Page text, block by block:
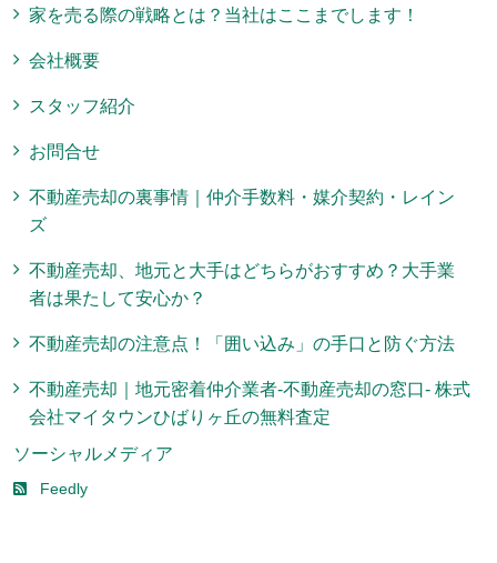
家を売る際の戦略とは？当社はここまでします！
会社概要
スタッフ紹介
お問合せ
不動産売却の裏事情｜仲介手数料・媒介契約・レイン
ズ
不動産売却、地元と大手はどちらがおすすめ？大手業
者は果たして安心か？
不動産売却の注意点！「囲い込み」の手口と防ぐ方法
不動産売却｜地元密着仲介業者-不動産売却の窓口- 株式
会社マイタウンひばりヶ丘の無料査定
ソーシャルメディア
Feedly